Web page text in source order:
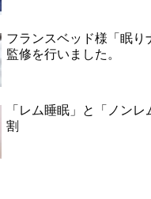
フランスベッド様「眠り
監修を行いました。
「レム睡眠」と「ノン
割